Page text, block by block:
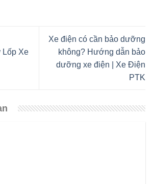
Lốp Xe
Xe điện có cần bảo dưỡng
không? Hướng dẫn bảo
dưỡng xe điện | Xe Điện
PTK